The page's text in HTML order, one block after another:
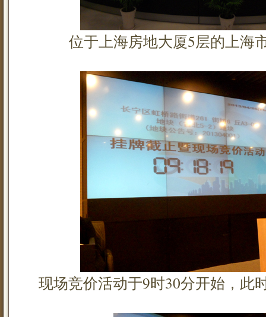
位于上海房地大厦5层的上海
现场竞价活动于9时30分开始，此